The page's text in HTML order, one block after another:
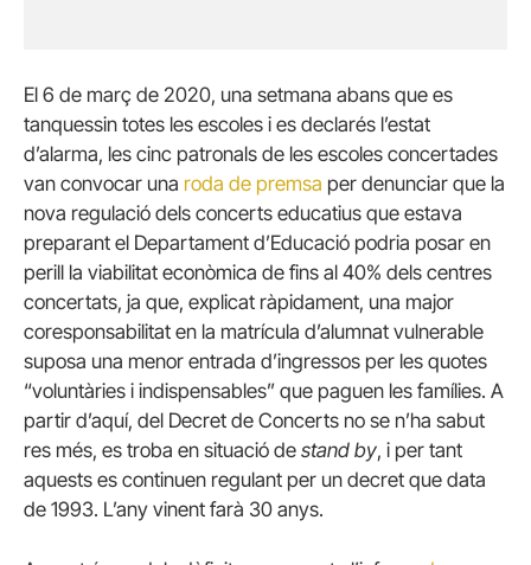
El 6 de març de 2020, una setmana abans que es
tanquessin totes les escoles i es declarés l’estat
d’alarma, les cinc patronals de les escoles concertades
van convocar una roda de premsa per denunciar que la
nova regulació dels concerts educatius que estava
preparant el Departament d’Educació podria posar en
perill la viabilitat econòmica de fins al 40% dels centres
concertats, ja que, explicat ràpidament, una major
coresponsabilitat en la matrícula d’alumnat vulnerable
suposa una menor entrada d’ingressos per les quotes
“voluntàries i indispensables” que paguen les famílies. A
partir d’aquí, del Decret de Concerts no se n’ha sabut
res més, es troba en situació de stand by, i per tant
aquests es continuen regulant per un decret que data
de 1993. L’any vinent farà 30 anys.